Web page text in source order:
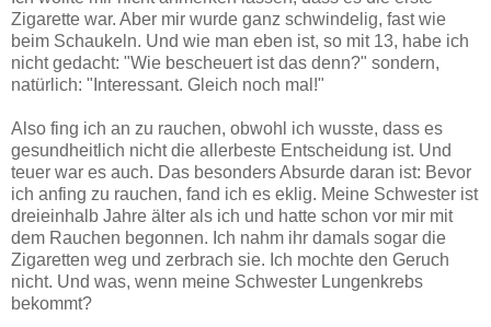
Zigarette war. Aber mir wurde ganz schwindelig, fast wie
beim Schaukeln. Und wie man eben ist, so mit 13, habe ich
nicht gedacht: "Wie bescheuert ist das denn?" sondern,
natürlich: "Interessant. Gleich noch mal!"
Also fing ich an zu rauchen, obwohl ich wusste, dass es
gesundheitlich nicht die allerbeste Entscheidung ist. Und
teuer war es auch. Das besonders Absurde daran ist: Bevor
ich anfing zu rauchen, fand ich es eklig. Meine Schwester ist
dreieinhalb Jahre älter als ich und hatte schon vor mir mit
dem Rauchen begonnen. Ich nahm ihr damals sogar die
Zigaretten weg und zerbrach sie. Ich mochte den Geruch
nicht. Und was, wenn meine Schwester Lungenkrebs
bekommt?